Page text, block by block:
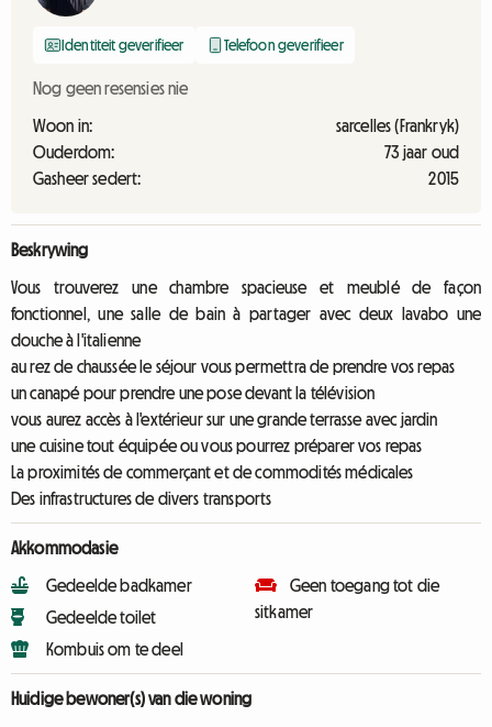
Identiteit geverifieer Telefoon geverifieer
Nog geen resensies nie
Woon in:
sarcelles (Frankryk)
Ouderdom:
73 jaar oud
Gasheer sedert:
2015
Beskrywing
Vous trouverez une chambre spacieuse et meublé de façon
fonctionnel, une salle de bain à partager avec deux lavabo une
douche à l'italienne
au rez de chaussée le séjour vous permettra de prendre vos repas
un canapé pour prendre une pose devant la télévision
vous aurez accès à l'extérieur sur une grande terrasse avec jardin
une cuisine tout équipée ou vous pourrez préparer vos repas
La proximités de commerçant et de commodités médicales
Des infrastructures de divers transports
Akkommodasie
Gedeelde badkamer
Gedeelde toilet
Kombuis om te deel
Geen toegang tot die
sitkamer
Huidige bewoner(s) van die woning